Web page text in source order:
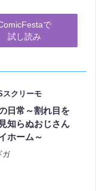
で
試し読み
スクリーモ
日常～割れ目を
知らぬおじさん
ホーム～
ガ